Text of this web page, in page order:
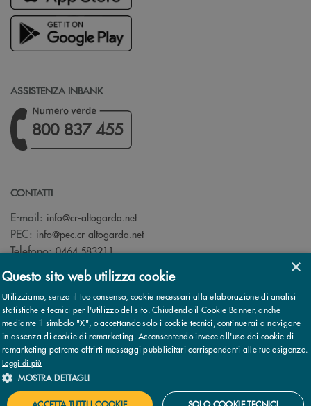
ASSISTENZA INBANK
800 837 455
CONTATTI
E-mail: info@cr-altogarda.net(si apre l’app di posta elettronica)
PEC: info@pec.cr-altogarda.net(si apre l’app di posta elettronica)
Telefono:0464 583211
© 2026 Cassa Rurale AltoGarda - Rovereto - Banca di Credito
Cooperativo - Società Cooperativa - Società partecipante al Gruppo
IVA Cassa Centrale Banca · P.Iva 02529020220Note legali
×
Questo sito web utilizza cookie
Utilizziamo, senza il tuo consenso, cookie necessari alla elaborazione di analisi
statistiche e tecnici per l'utilizzo del sito. Chiudendo il Cookie Banner, anche
mediante il simbolo "X", o accettando solo i cookie tecnici, continuerai a navigare
in assenza di cookie di remarketing. Acconsentendo invece all'uso dei cookie di
remarketing potremo offrirti messaggi pubblicitari corrispondenti alle tue esigenze.
Leggi di più
MOSTRA DETTAGLI